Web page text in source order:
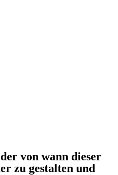
von wann dieser
zu gestalten und